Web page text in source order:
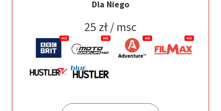
Dla Niego
25 zł / msc